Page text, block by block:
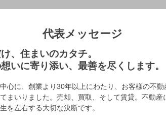
代表メッセージ
、住まいのカタチ。
いに寄り添い、最善を尽くします。
心に、創業より30年以上にわたり、お客様の不
まいりました。売却、買取、そして賃貸。不動産
を左右する大切な決断です。